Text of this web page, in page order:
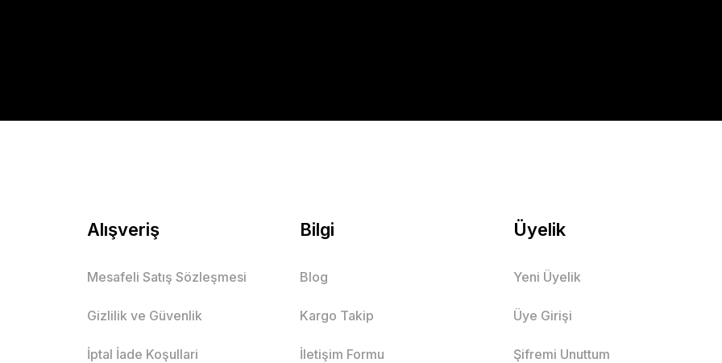
Alışveriş
Mesafeli Satış Sözleşmesi
Gizlilik ve Güvenlik
İptal İade Koşullari
Bilgi
Blog
Kargo Takip
İletişim Formu
Üyelik
Yeni Üyelik
Üye Girişi
Şifremi Unuttum